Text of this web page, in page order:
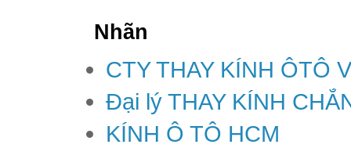
Nhãn
CTY THAY KÍNH ÔTÔ
Đại lý THAY KÍNH
KÍNH Ô TÔ HCM